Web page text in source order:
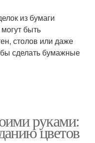
из бумаги
быть
столов или даже
сделать бумажные
руками:
цветов